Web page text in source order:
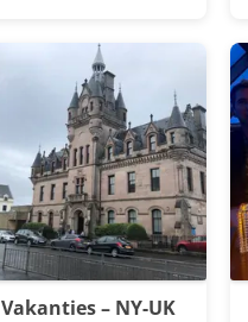
Vakanties – NY-UK